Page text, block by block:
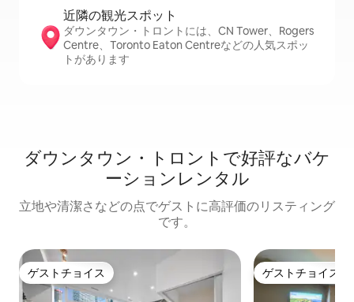
近隣の観光ス⁠ポ⁠ッ⁠ト
ダウンタウン・トロントには、CN Tower、Rogers
Centre、Toronto Eaton Centreなどの人気スポッ
トがあります
ダウンタウン・トロントで好評なバケ
ーションレンタル
立地や清潔さなどの点でゲストに高評価のリスティング
です。
ゲストチョイス
ゲストチョイス ゲストチョイス
ゲストチョイス